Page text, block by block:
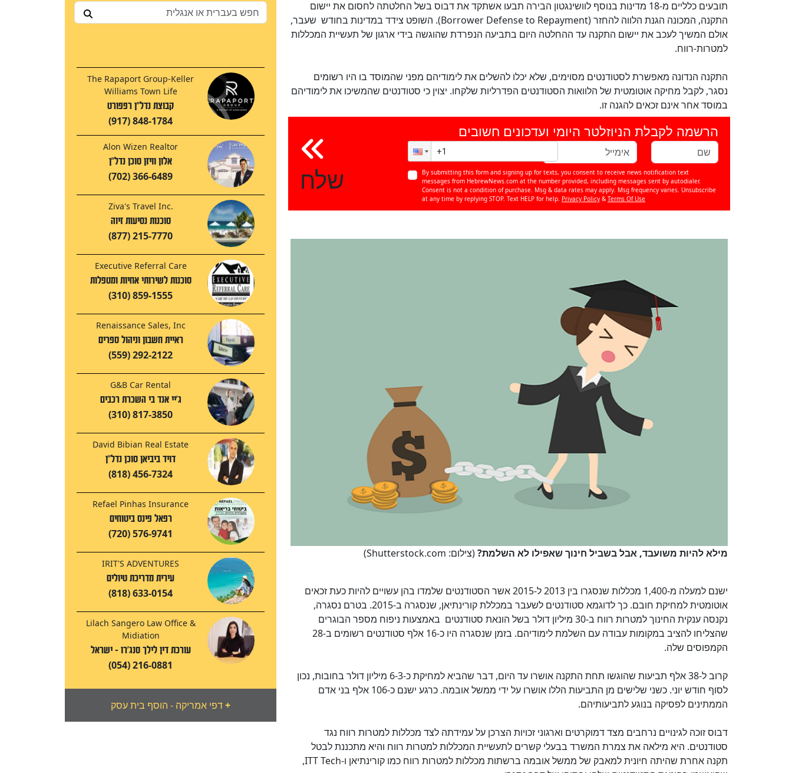
The Rapaport Group-Keller
Williams Town Life
קבוצת נדל"ן רפפורט
(917) 848-1784
Alon Wizen Realtor
אלון וויזן סוכן נדל"ן
(702) 366-6489
Ziva's Travel Inc.
סוכנות נסיעות זיוה
(877) 215-7770
Executive Referral Care
סוכנות לשירותי אחיות ומטפלות
(310) 859-1555
Renaissance Sales, Inc
ראיית חשבון וניהול ספרים
(559) 292-2122
G&B Car Rental
ג'יי אנד בי השכרת רכבים
(310) 817-3850
David Bibian Real Estate
דויד ביביאן סוכן נדל"ן
(818) 456-7324
Refael Pinhas Insurance
רפאל פינס ביטוחים
(720) 576-9741
IRIT'S ADVENTURES
עירית מדריכת טיולים
(818) 633-0154
Lilach Sangero Law Office &
Midiation
עורכת דין לילך סנג'רו - ישראל
(054) 216-0881
דפי אמריקה - הוסף בית עסק+
תובעים כלליים מ-18 מדינות בנוסף לוושינגטון הבירה תבעו אשתקד את דבוס בשל החלטתה לחסום את יישום
התקנה, המכונה הגנת הלווה להחזר (Borrower Defense to Repayment). השופט צידד במדינות בחודש שעבר,
אולם המשיך לעכב את יישום התקנה עד ההחלטה היום בתביעה הנפרדת שהוגשה בידי ארגון של תעשיית המכללות
למטרות-רווח.
התקנה הנדונה מאפשרת לסטודנטים מסוימים, שלא יכלו להשלים את לימודיהם מפני שהמוסד בו היו רשומים
נסגר, לקבל מחיקה אוטומטית של הלוואות הסטודנטים הפדרליות שלקחו. יצוין כי סטודנטים שהמשיכו את לימודיהם
במוסד אחר אינם זכאים להגנה זו.
שלח
הרשמה לקבלת הניוזלטר היומי ועדכונים חשובים
By submitting this form and signing up for texts, you consent to receive news notification text
messages from HebrewNews.com at the number provided, including messages sent by autodialer.
Consent is not a condition of purchase. Msg & data rates may apply. Msg frequency varies. Unsubscribe
at any time by replying STOP. Text HELP for help. Privacy Policy & Terms Of Use
מילא להיות משועבד, אבל בשביל חינוך שאפילו לא השלמת?(צילום: Shutterstock.com)
ישנם למעלה מ-1,400 מכללות שנסגרו בין 2013 ל-2015 אשר הסטודנטים שלמדו בהן עשויים להיות כעת זכאים
אוטומטית למחיקת חובם. כך לדוגמא סטודנטים לשעבר במכללת קורינתיאן, שנסגרה ב-2015. בטרם נסגרה,
נקנסה ענקית החינוך למטרות רווח ב-30 מיליון דולר בשל הונאת סטודנטים באמצעות ניפוח מספר הבוגרים
שהצליחו להציב במקומות עבודה עם השלמת לימודיהם. בזמן שנסגרה היו כ-16 אלף סטודנטים רשומים ב-28
הקמפוסים שלה.
קרוב ל-38 אלף תביעות שהוגשו תחת התקנה אושרו עד היום, דבר שהביא למחיקת כ-6-3 מיליון דולר בחובות, נכון
לסוף חודש יוני. כשני שלישים מן התביעות הללו אושרו על ידי ממשל אובמה. כרגע ישנם כ-106 אלף בני אדם
הממתינים לפסיקה בנוגע לתביעותיהם.
דבוס זוכה לגינויים נרחבים מצד דמוקרטים וארגוני זכויות הצרכן על עמידתה לצד מכללות למטרות רווח נגד
סטודנטים. היא מילאה את צמרת המשרד בבעלי קשרים לתעשיית המכללות למטרות רווח והיא מתכננת לבטל
תקנה אחרת שהיתה חיונית למאבק של ממשל אובמה ברשתות מכללות למטרות רווח כמו קורינתיאן ו-ITT Tech,